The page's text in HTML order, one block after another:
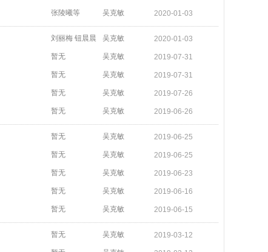
张陵曦等 吴克敏 2020-01-03
刘丽梅 钮晨晨 吴克敏 2020-01-03
暂无 吴克敏 2019-07-31
暂无 吴克敏 2019-07-31
暂无 吴克敏 2019-07-26
暂无 吴克敏 2019-06-26
暂无 吴克敏 2019-06-25
暂无 吴克敏 2019-06-25
暂无 吴克敏 2019-06-23
暂无 吴克敏 2019-06-16
暂无 吴克敏 2019-06-15
暂无 吴克敏 2019-03-12